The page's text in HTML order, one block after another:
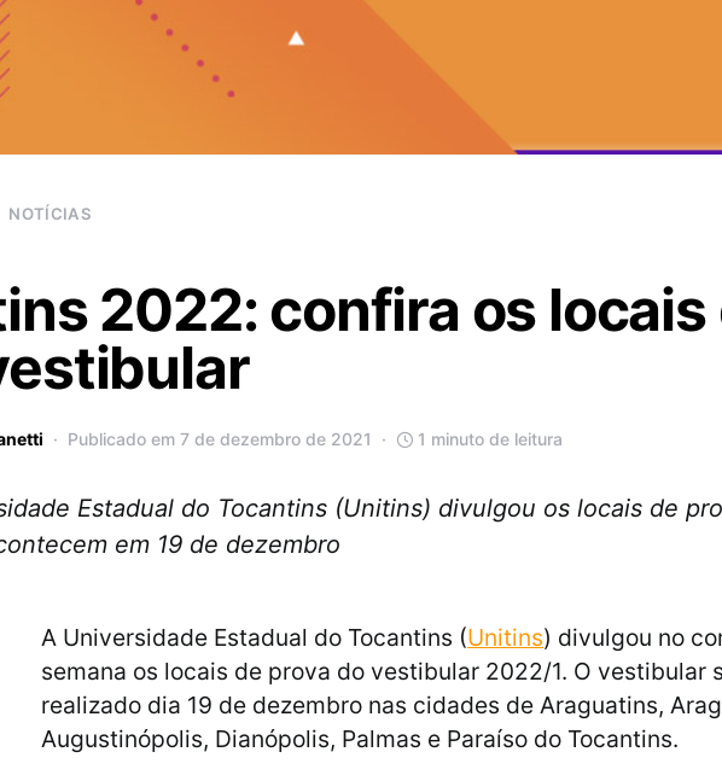
NOTÍCIAS
2022: confira os locais
Publicado em 7 de dezembro de 2021 1 minuto de leitura
Estadual do Tocantins (Unitins) divulgou os locais de
em 19 de dezembro
A Universidade Estadual do Tocantins (Unitins) divulgou no
semana os locais de prova do vestibular 2022/1. O vestibular
realizado dia 19 de dezembro nas cidades de Araguatins,
Augustinópolis, Dianópolis, Palmas e Paraíso do Tocantins.